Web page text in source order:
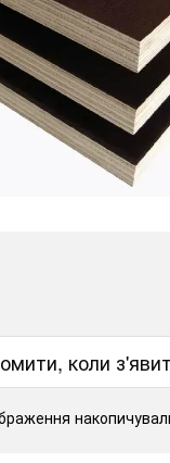
коли